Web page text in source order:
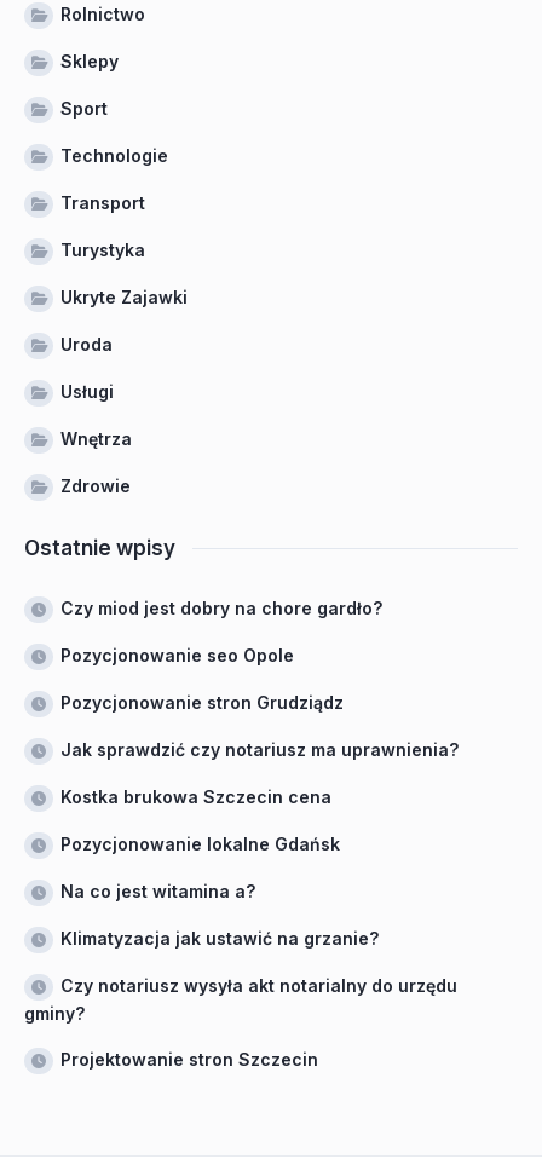
Rolnictwo
Sklepy
Sport
Technologie
Transport
Turystyka
Ukryte Zajawki
Uroda
Usługi
Wnętrza
Zdrowie
Ostatnie wpisy
Czy miod jest dobry na chore gardło?
Pozycjonowanie seo Opole
Pozycjonowanie stron Grudziądz
Jak sprawdzić czy notariusz ma uprawnienia?
Kostka brukowa Szczecin cena
Pozycjonowanie lokalne Gdańsk
Na co jest witamina a?
Klimatyzacja jak ustawić na grzanie?
Czy notariusz wysyła akt notarialny do urzędu
gminy?
Projektowanie stron Szczecin